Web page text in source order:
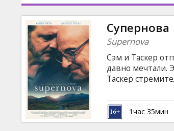
Новости
Подарки
Кинозакуски
B2B
Клуб
Супернова
Supernova
Сэм и Таскер
давно мечтали.
Таскер
чудес,
на латышском и
1час 35мин